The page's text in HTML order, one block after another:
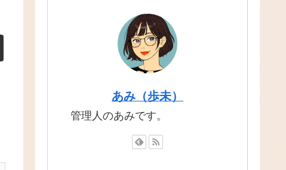
あみ（歩未）
管理人のあみです。